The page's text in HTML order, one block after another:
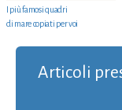
I più famosi quadri
di mare copiati per voi
Articoli